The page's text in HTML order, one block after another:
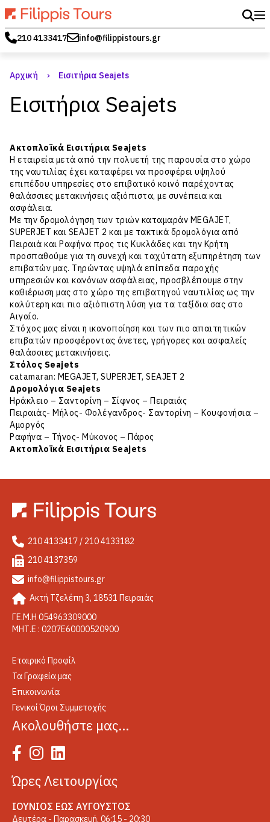
210 4133417 info@filippistours.gr
Αρχική › Εισιτήρια Seajets
Εισιτήρια Seajets
Ακτοπλοϊκά Εισιτήρια Seajets
Η εταιρεία μετά από την πολυετή της παρουσία στο χώρο
της ναυτιλίας έχει καταφέρει να προσφέρει υψηλού
επιπέδου υπηρεσίες στο επιβατικό κοινό παρέχοντας
θαλάσσιες μετακινήσεις αξιόπιστα, με συνέπεια και
ασφάλεια.
Με την δρομολόγηση των τριών καταμαράν MEGAJET,
SUPERJET και SEAJET 2 και με τακτικά δρομολόγια από
Πειραιά και Ραφήνα προς τις Κυκλάδες και την Κρήτη
προσπαθούμε για τη συνεχή και ταχύτατη εξυπηρέτηση των
επιβατών μας. Τηρώντας υψηλά επίπεδα παροχής
υπηρεσιών και κανόνων ασφάλειας, προσβλέπουμε στην
καθιέρωση μας στο χώρο της επιβατηγού ναυτιλίας ως την
καλύτερη και πιο αξιόπιστη λύση για τα ταξίδια σας στο
Αιγαίο.
Στόχος μας είναι η ικανοποίηση και των πιο απαιτητικών
επιβατών προσφέροντας άνετες, γρήγορες και ασφαλείς
θαλάσσιες μετακινήσεις.
Στόλος Seajets
catamaran: MEGAJET, SUPERJET, SEAJET 2
Δρομολόγια Seajets
Ηράκλειο – Σαντορίνη – Σίφνος – Πειραιάς
Πειραιάς- Μήλος- Φολέγανδρος- Σαντορίνη – Κουφονήσια –
Αμοργός
Ραφήνα – Τήνος- Μύκονος – Πάρος
Ακτοπλοϊκά Εισιτήρια Seajets
210 4133417 / 210 4133182
210 4137359
info@filippistours.gr
Ακτή Τζελέπη 3, 18531 Πειραιάς
ΓΕ.Μ.Η 054963309000
ΜΗΤ.Ε : 0207Ε60000520900
Εταιρικό Προφίλ
Τα Γραφεία μας
Επικοινωνία
Γενικοί Όροι Συμμετοχής
Ακολουθήστε μας…
Ώρες Λειτουργίας
ΙΟΎΝΙΟΣ ΈΩΣ ΑΎΓΟΥΣΤΟΣ
Δευτέρα - Παρασκευή, 06:15 - 20:30